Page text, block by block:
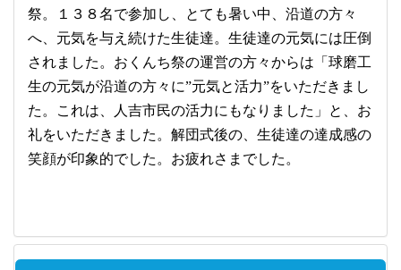
祭。１３８名で参加し、とても暑い中、沿道の方々
へ、元気を与え続けた生徒達。生徒達の元気には圧倒
されました。おくんち祭の運営の方々からは「球磨工
生の元気が沿道の方々に”元気と活力”をいただきまし
た。これは、人吉市民の活力にもなりました」と、お
礼をいただきました。解団式後の、生徒達の達成感の
笑顔が印象的でした。お疲れさまでした。